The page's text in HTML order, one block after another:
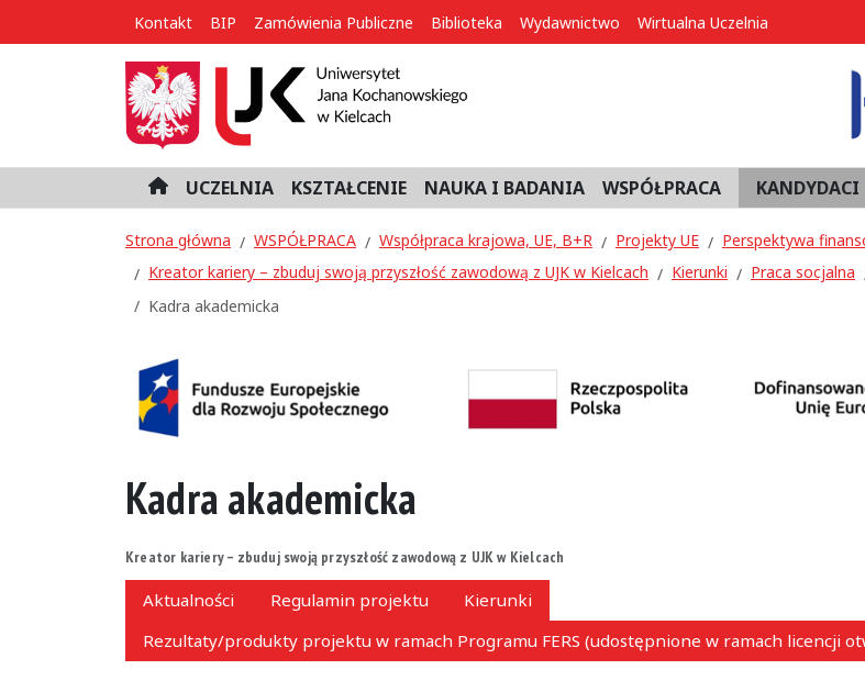
Kontakt BIP Zamówienia Publiczne Biblioteka Wydawnictwo Wirtualna Uczelnia
H
o
m
e
UCZELNIA KSZTAŁCENIE NAUKA I BADANIA WSPÓŁPRACA KANDYDACI
Strona główna WSPÓŁPRACA Współpraca krajowa, UE, B+R Projekty UE
Perspektywa
Kreator kariery – zbuduj swoją przyszłość zawodową z UJK w Kielcach
Kierunki Praca socjalna
Kadra akademicka
Kadra akademicka
Kreator kariery – zbuduj swoją przyszłość zawodową z UJK w Kielcach
Aktualności Regulamin projektu
Kierunki
Rezultaty/produkty projektu w ramach Programu FERS (udostępnione w ramach licencji